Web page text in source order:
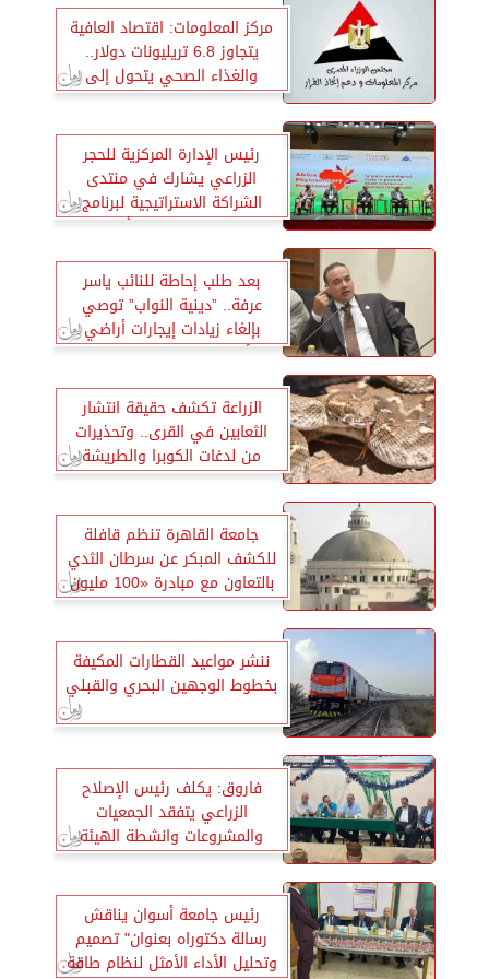
مركز المعلومات: اقتصاد العافية
يتجاوز 6.8 تريليونات دولار..
والغذاء الصحي يتحول إلى
صناعة عالمية ضخمة
رئيس الإدارة المركزية للحجر
الزراعي يشارك في منتدى
الشراكة الاستراتيجية لبرنامج
الصحة النباتية في أفريقيا
بعد طلب إحاطة للنائب ياسر
عرفة.. ”دينية النواب” توصي
بإلغاء زيادات إيجارات أراضي
الأوقاف ومماثلتها بالإصلاح
الزراعة تكشف حقيقة انتشار
الثعابين في القرى.. وتحذيرات
من لدغات الكوبرا والطريشة
بالمناطق الزراعية
جامعة القاهرة تنظم قافلة
للكشف المبكر عن سرطان الثدي
بالتعاون مع مبادرة «100 مليون
صحة» 13 و14 يوليو
ننشر مواعيد القطارات المكيفة
بخطوط الوجهين البحري والقبلي
فاروق: يكلف رئيس الإصلاح
الزراعي يتفقد الجمعيات
والمشروعات وانشطة الهيئة
بمحافظة المنوفية
رئيس جامعة أسوان يناقش
رسالة دكتوراه بعنوان" تصميم
وتحليل الأداء الأمثل لنظام طاقة